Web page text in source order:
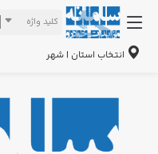
کلید واژه
انتخاب استان | شهر